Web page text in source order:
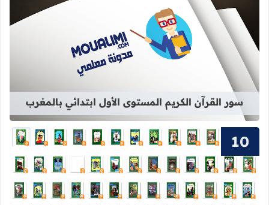
قراءة المزيد عن سور القرآن الكريم
سور القرآن الكريم المستوى الأول ابتدائي بالمغرب
قراءة المزيد عن 63 قصة من قصص المكتبة الخضراء الشهيرة pdf برابط واحد